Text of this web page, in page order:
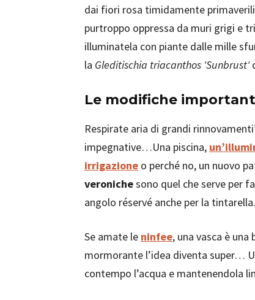
dai fiori rosa timidamente
purtroppo oppressa da muri grigi e
illuminatela con piante dalle mille
la Gleditischia triacanthos 'Sunbrust'
Le modifiche
Respirate aria di grandi
impegnative…Una piscina,
irrigazione o perché no, un nuovo
veronichesono quel che serve per
angolo réservé anche per la tintarella.
Se amate le ninfee, una vasca è
mormorante l’idea diventa super…
contempo l’acqua e mantenendola